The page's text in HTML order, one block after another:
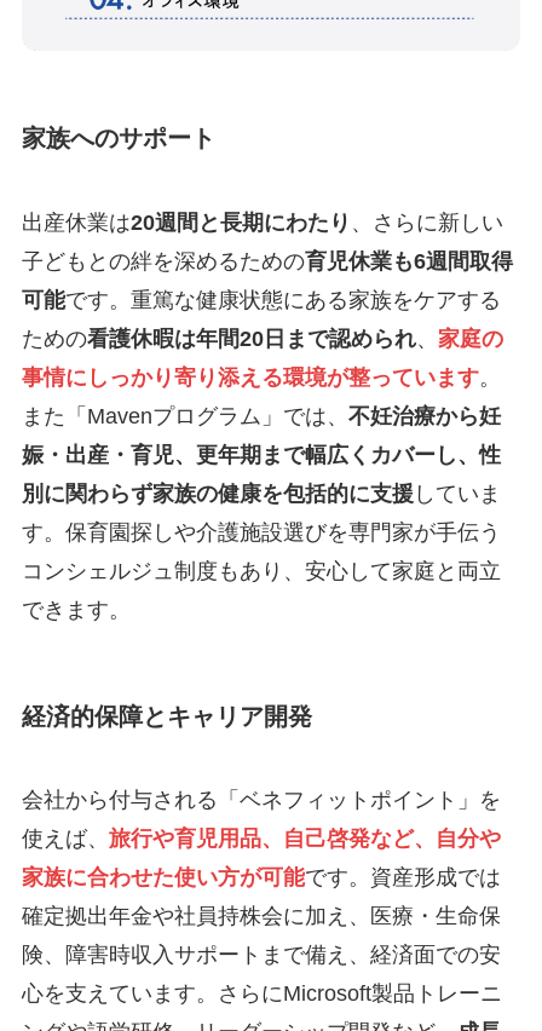
家族へのサポート
出産休業は20週間と長期にわたり 、さらに新しい
子どもとの絆を深めるための育児休業も6週間取得
可能です。重篤な健康状態にある家族をケアする
ための看護休暇は年間20日まで認められ、 家庭の
事情にしっかり寄り添える環境が整っています。
また「Mavenプログラム」では、 不妊治療から妊
娠・出産・育児、更年期まで幅広くカバーし、性
別に関わらず家族の健康を包括的に支援 していま
す。保育園探しや介護施設選びを専門家が手伝う
コンシェルジュ制度もあり、安心して家庭と両立
できます。
経済的保障とキャリア開発
会社から付与される「ベネフィットポイント」を
使えば、 旅行や育児用品、自己啓発など、自分や
家族に合わせた使い方が可能です。資産形成では
確定拠出年金や社員持株会に加え、医療・生命保
険、障害時収入サポートまで備え、経済面での安
心を支えています。さらにMicrosoft製品トレーニ